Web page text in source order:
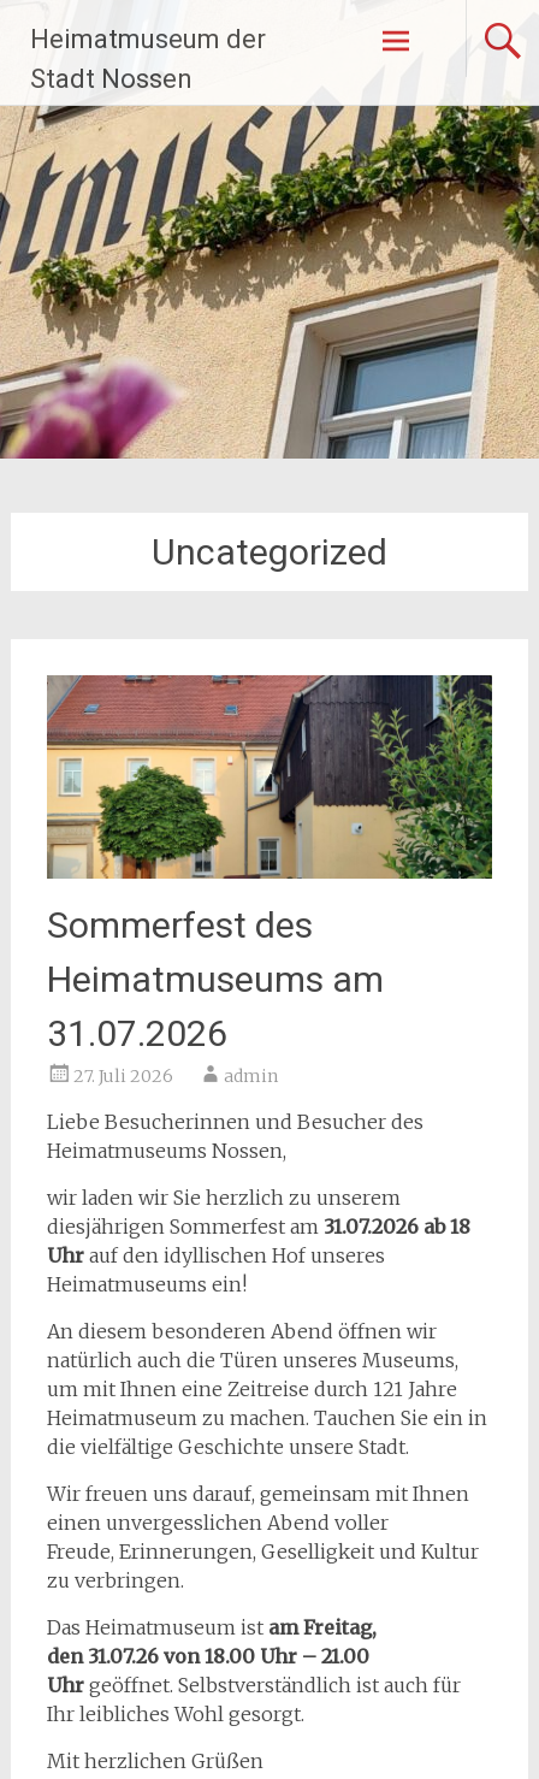
Inhalt
springen
Heimatmuseum der
Stadt Nossen
Uncategorized
Sommerfest des
Heimatmuseums am
31.07.2026
27. Juli 2026 admin
Liebe Besucherinnen und Besucher des
Heimatmuseums Nossen,
wir laden wir Sie herzlich zu unserem
diesjährigen Sommerfest am 31.07.2026ab 18
Uhrauf den idyllischen Hof unseres
Heimatmuseums ein!
An diesem besonderen Abend öffnen wir
natürlich auch die Türen unseres Museums,
um mit Ihnen eine Zeitreise durch 121 Jahre
Heimatmuseum zu machen. Tauchen Sie ein in
die vielfältige Geschichte unsere Stadt.
Wir freuen uns darauf, gemeinsam mit Ihnen
einen unvergesslichen Abend voller
Freude, Erinnerungen, Geselligkeit und Kultur
zu verbringen.
Das Heimatmuseum ist amFreitag,
den 31.07.26von 18.00 Uhr – 21.00
Uhrgeöffnet. Selbstverständlich ist auch für
Ihr leibliches Wohl gesorgt.
Mit herzlichen Grüßen